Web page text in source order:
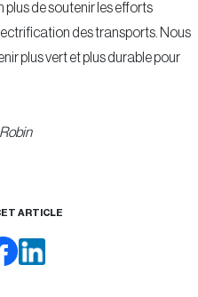
plus de soutenir les efforts
des transports. Nous
plus vert et plus durable pour
ARTICLE